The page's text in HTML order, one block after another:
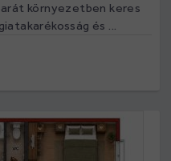
környezetben keres
és ...